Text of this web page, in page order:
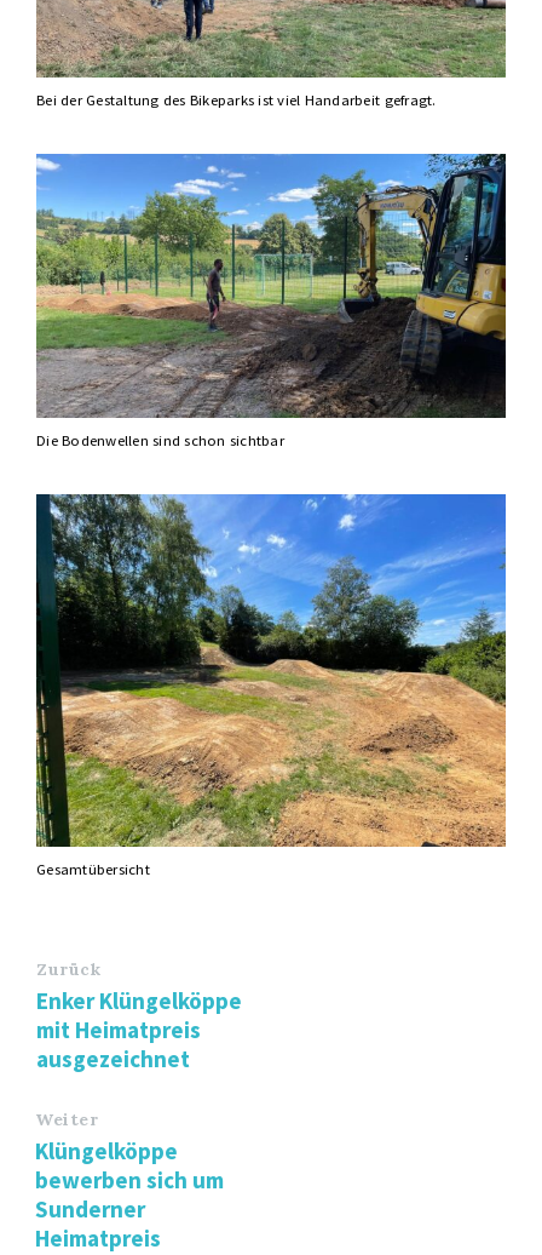
Bei der Gestaltung des Bikeparks ist viel Handarbeit gefragt.
Die Bodenwellen sind schon sichtbar
Gesamtübersicht
Zurück
Enker Klüngelköppe
mit Heimatpreis
ausgezeichnet
Weiter
Klüngelköppe
bewerben sich um
Sunderner
Heimatpreis